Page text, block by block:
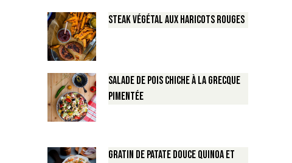
Steak végétal aux haricots rouges
Salade de Pois chiche à la Grecque
pimentée
Gratin de Patate douce Quinoa et